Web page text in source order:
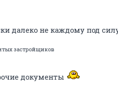
далеко не каждому под
застройщиков
документы